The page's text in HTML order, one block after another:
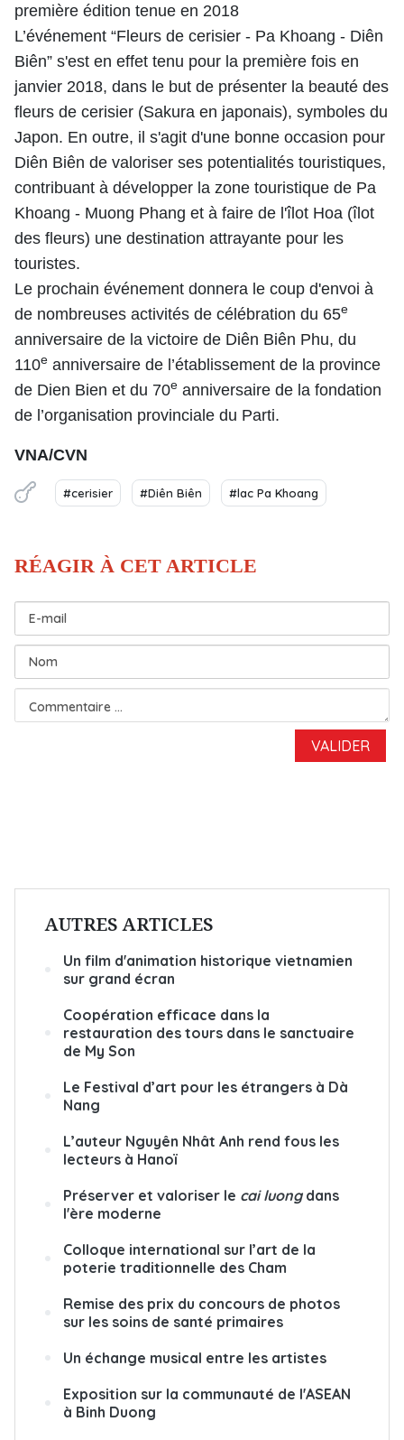
première édition tenue en 2018
L’événement “Fleurs de cerisier - Pa Khoang - Diên
Biên” s'est en effet tenu pour la première fois en
janvier 2018, dans le but de présenter la beauté des
fleurs de cerisier (Sakura en japonais), symboles du
Japon. En outre, il s'agit d'une bonne occasion pour
Diên Biên de valoriser ses potentialités touristiques,
contribuant à développer la zone touristique de Pa
Khoang - Muong Phang et à faire de l'îlot Hoa (îlot
des fleurs) une destination attrayante pour les
touristes.
Le prochain événement donnera le coup d'envoi à
de nombreuses activités de célébration du 65e
anniversaire de la victoire de Diên Biên Phu, du
110e anniversaire de l’établissement de la province
de Dien Bien et du 70e anniversaire de la fondation
de l’organisation provinciale du Parti.
VNA/CVN
#cerisier #Diên Biên #lac Pa Khoang
AUTRES ARTICLES
Un film d'animation historique vietnamien
sur grand écran
Coopération efficace dans la
restauration des tours dans le sanctuaire
de My Son
Le Festival d’art pour les étrangers à Dà
Nang
L’auteur Nguyên Nhât Anh rend fous les
lecteurs à Hanoï
Préserver et valoriser le cai luong dans
l'ère moderne
Colloque international sur l’art de la
poterie traditionnelle des Cham
Remise des prix du concours de photos
sur les soins de santé primaires
Un échange musical entre les artistes
Exposition sur la communauté de l'ASEAN
à Binh Duong